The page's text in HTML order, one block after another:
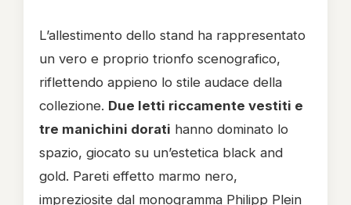
L’allestimento dello stand ha rappresentato
un vero e proprio trionfo scenografico,
riflettendo appieno lo stile audace della
collezione. Due letti riccamente vestiti e
tre manichini dorati hanno dominato lo
spazio, giocato su un’estetica black and
gold. Pareti effetto marmo nero,
impreziosite dal monogramma Philipp Plein